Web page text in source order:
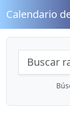
Calendario